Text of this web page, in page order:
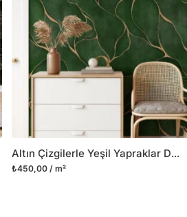
Altın Çizgilerle Yeşil Yapraklar Duvar Kağıdı, Lüks Zümrüt Yeşili 3D Duvar Posteri
₺450,00 / m²